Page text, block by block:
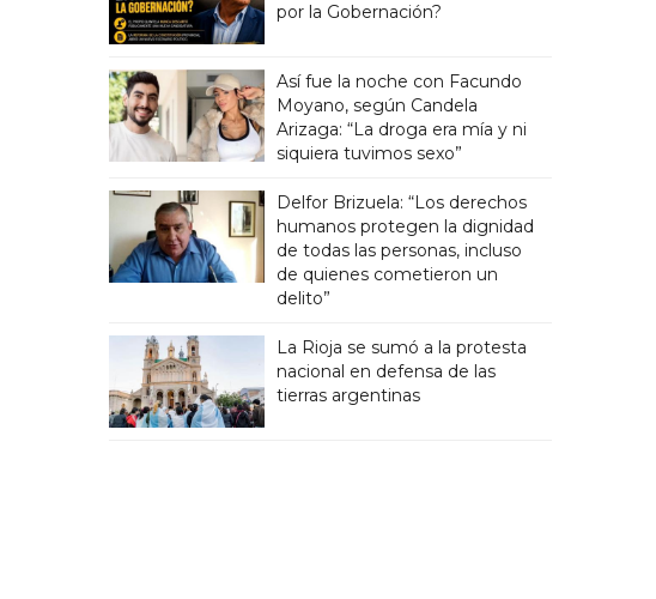
por la Gobernación?
Así fue la noche con Facundo
Moyano, según Candela
Arizaga: “La droga era mía y ni
siquiera tuvimos sexo”
Delfor Brizuela: “Los derechos
humanos protegen la dignidad
de todas las personas, incluso
de quienes cometieron un
delito”
La Rioja se sumó a la protesta
nacional en defensa de las
tierras argentinas